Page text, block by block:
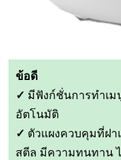
ข้อดี
✓ มีฟังก์ชั่นการทำเม
อัตโนมัติ
✓ ตัวแผงควบคุมที่ฝา
สตีล มีความทนทาน